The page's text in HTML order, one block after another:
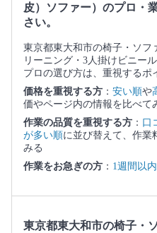
皮）ソファー）のプロ・
さい。
東京都東大和市の椅子・ソフ
リーニング・3人掛けビニー
プロの選び方は、重視するポ
価格を重視する方 ： 安い順や
価やページ内の情報を比べて
作業の品質を重視する方 ： 口
が多い順に並び替えて、作業
みる
作業をお急ぎの方 ： 1週間以
東京都東大和市の椅子・